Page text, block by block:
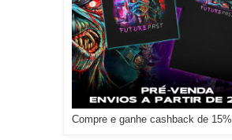
Compre e ganhe cashback de 15%